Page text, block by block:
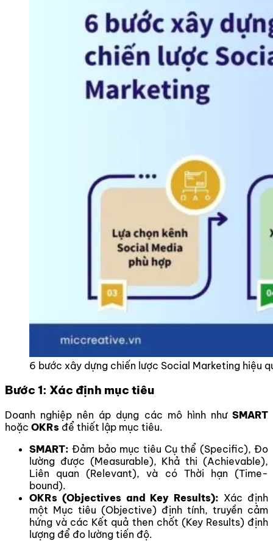
6 bước xây dựng chiến lược Social Marketing hiệu
Bước 1: Xác định mục tiêu
Doanh nghiệp nên áp dụng các mô hình như SMART
hoặc OKRs để thiết lập mục tiêu.
SMART: Đảm bảo mục tiêu Cụ thể (Specific), Đo
lường được (Measurable), Khả thi (Achievable),
Liên quan (Relevant), và có Thời hạn (Time-
bound).
OKRs (Objectives and Key Results): Xác định
một Mục tiêu (Objective) định tính, truyền cảm
hứng và các Kết quả then chốt (Key Results) định
lượng để đo lường tiến độ.